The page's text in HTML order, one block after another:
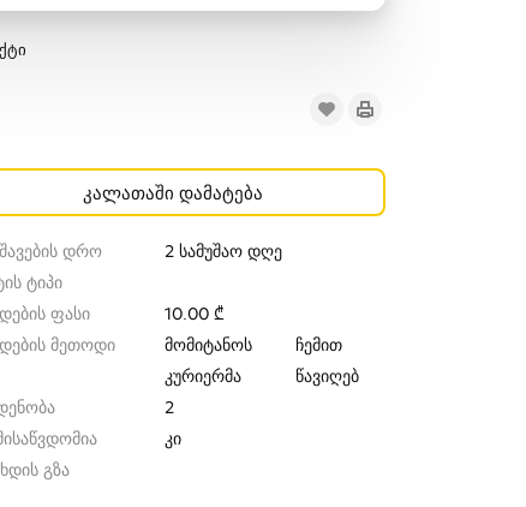
კალათაში დამატება
დრო
2 სამუშაო დღე
ტიპი
ფასი
10.00 ₾
მეთოდი
მომიტანოს
კურიერმა
ჩემით
წავიღებ
2
კი
გზა